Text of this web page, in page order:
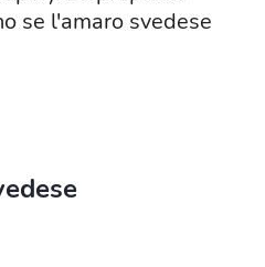
se l'amaro svedese